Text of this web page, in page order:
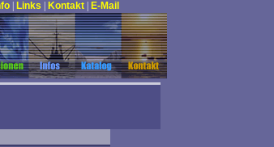
Links Kontakt E-Mail